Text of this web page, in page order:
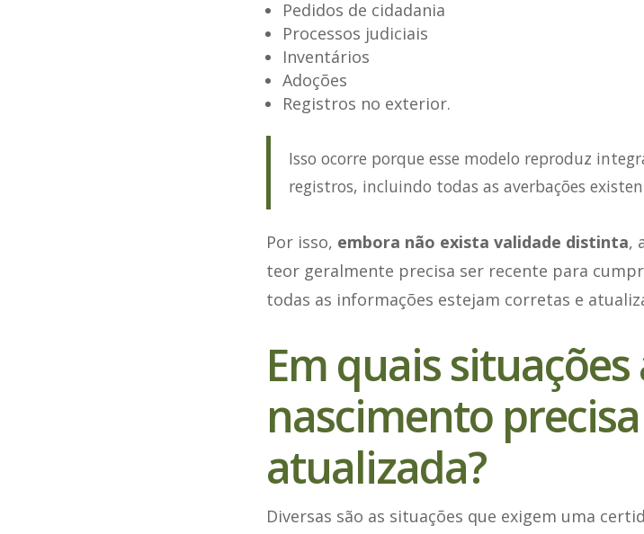
Pedidos de cidadania
Processos judiciais
Inventários
Adoções
Registros no exterior.
Isso ocorre porque esse modelo reproduz
registros, incluindo todas as averbações
Por isso, embora não exista validade distinta,
teor geralmente precisa ser recente para
todas as informações estejam corretas e
Em quais
nascimento
atualizada?
Diversas são as situações que exigem uma